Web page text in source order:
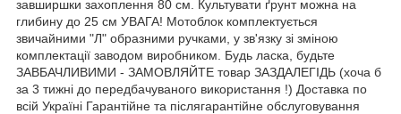
завширшки захоплення 80 см. Культувати ґрунт можна на
глибину до 25 см УВАГА! Мотоблок комплектується
звичайними "Л" образними ручками, у зв'язку зі зміною
комплектації заводом виробником. Будь ласка, будьте
ЗАВБАЧЛИВИМИ - ЗАМОВЛЯЙТЕ товар ЗАЗДАЛЕГІДЬ (хоча б
за 3 тижні до передбачуваного використання !) Доставка по
всій Україні Гарантійне та післягарантійне обслуговування